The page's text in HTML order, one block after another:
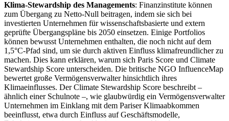
Klima-Stewardship des Managements: Finanzinstitute können
zum Übergang zu Netto-Null beitragen, indem sie sich bei
investierten Unternehmen für wissenschaftsbasierte und extern
geprüfte Übergangspläne bis 2050 einsetzen. Einige Portfolios
können bewusst Unternehmen enthalten, die noch nicht auf dem
1,5°C-Pfad sind, um sie durch aktiven Einfluss klimafreundlicher zu
machen. Dies kann erklären, warum sich Paris Score und Climate
Stewardship Score unterscheiden. Die britische NGO InfluenceMap
bewertet große Vermögensverwalter hinsichtlich ihres
Klimaeinflusses. Der Climate Stewardship Score beschreibt –
ähnlich einer Schulnote –, wie glaubwürdig ein Vermögensverwalter
Unternehmen im Einklang mit dem Pariser Klimaabkommen
beeinflusst, etwa durch Einfluss auf Geschäftsmodelle,